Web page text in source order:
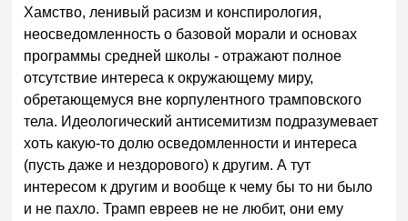
Хамство, ленивый расизм и конспирология,
неосведомленность о базовой морали и основах
программы средней школы - отражают полное
отсутствие интереса к окружающему миру,
обретающемуся вне корпулентного трамповского
тела. Идеологический антисемитизм подразумевает
хоть какую-то долю осведомленности и интереса
(пусть даже и нездорового) к другим. А тут
интересом к другим и вообще к чему бы то ни было
и не пахло. Трамп евреев не не любит, они ему